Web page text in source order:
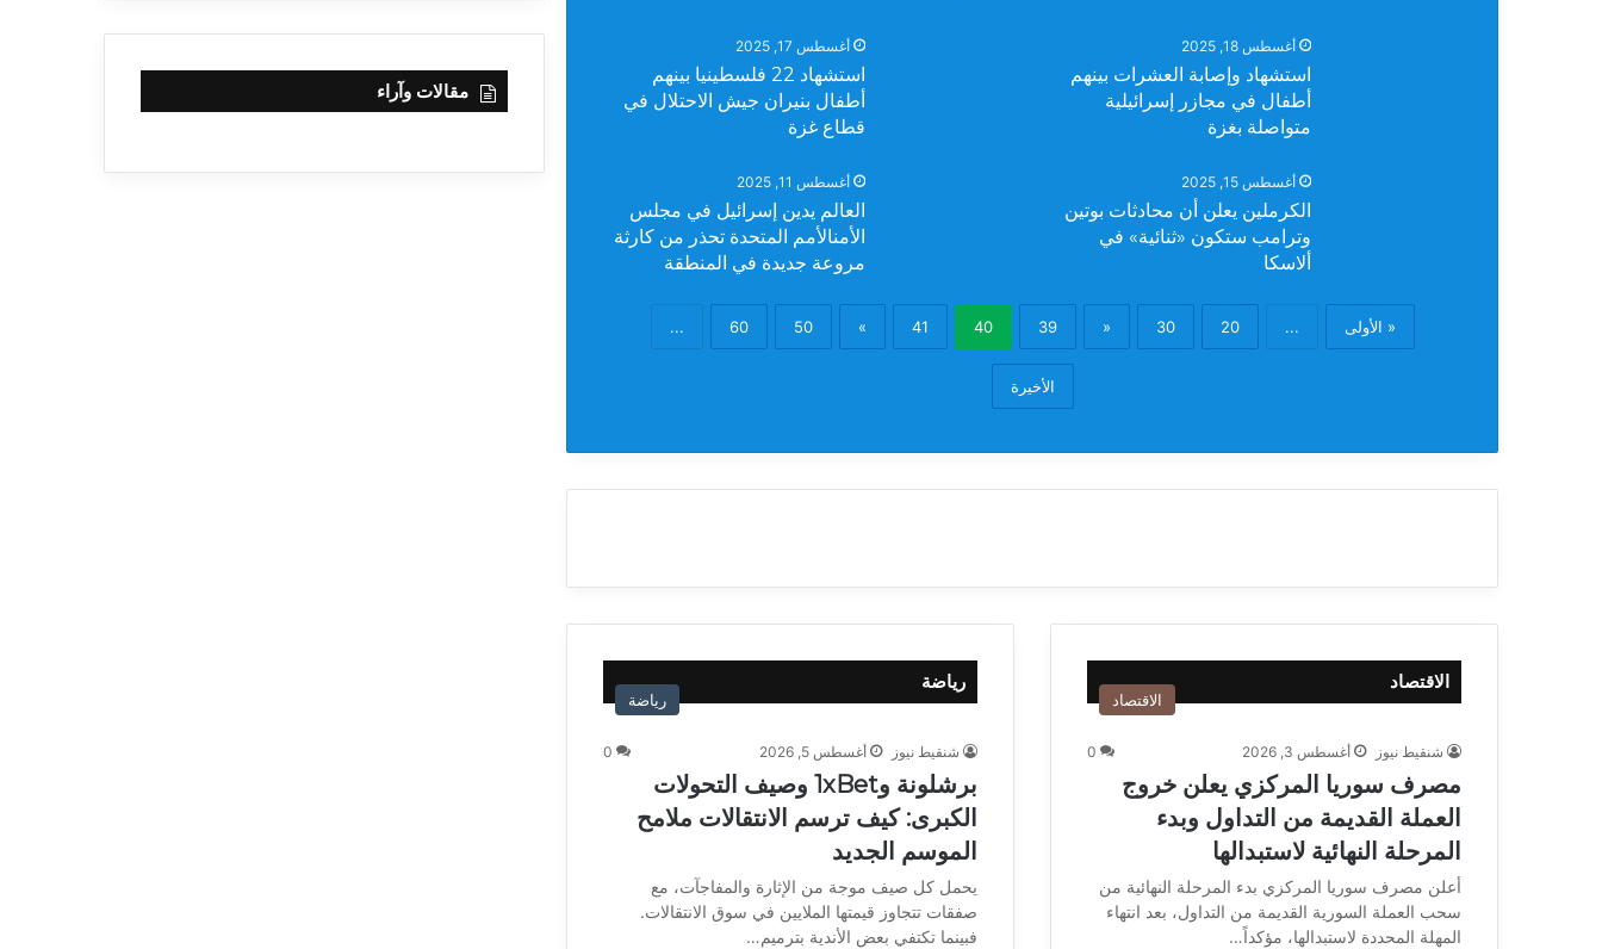
أغسطس 18, 2025
استشهاد وإصابة العشرات بينهم
أطفال في مجازر إسرائيلية
متواصلة بغزة
أغسطس 17, 2025
استشهاد 22 فلسطينيا بينهم
أطفال بنيران جيش الاحتلال في
قطاع غزة
أغسطس 15, 2025
الكرملين يعلن أن محادثات بوتين
وترامب ستكون «ثنائية» في
ألاسكا
أغسطس 11, 2025
العالم يدين إسرائيل في مجلس
الأمنالأمم المتحدة تحذر من كارثة
مروعة جديدة في المنطقة
« الأولى ...
20
30
«
39
40
41
»
50
60
...
الأخيرة
الاقتصاد
الاقتصاد
شنقيط نيوز أغسطس 3, 2026 0
مصرف سوريا المركزي يعلن خروج
العملة القديمة من التداول وبدء
المرحلة النهائية لاستبدالها
أعلن مصرف سوريا المركزي بدء المرحلة النهائية من
سحب العملة السورية القديمة من التداول، بعد انتهاء
المهلة المحددة لاستبدالها، مؤكداً…
رياضة
رياضة
شنقيط نيوز أغسطس 5, 2026 0
برشلونة و1xBet وصيف التحولات
الكبرى: كيف ترسم الانتقالات ملامح
الموسم الجديد
يحمل كل صيف موجة من الإثارة والمفاجآت، مع
صفقات تتجاوز قيمتها الملايين في سوق الانتقالات.
فبينما تكتفي بعض الأندية بترميم…
مقالات وآراء